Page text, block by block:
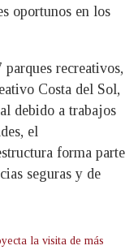
oportunos en los
recreativos,
Costa del Sol,
debido a trabajos
el
forma parte
seguras y de
la visita de más